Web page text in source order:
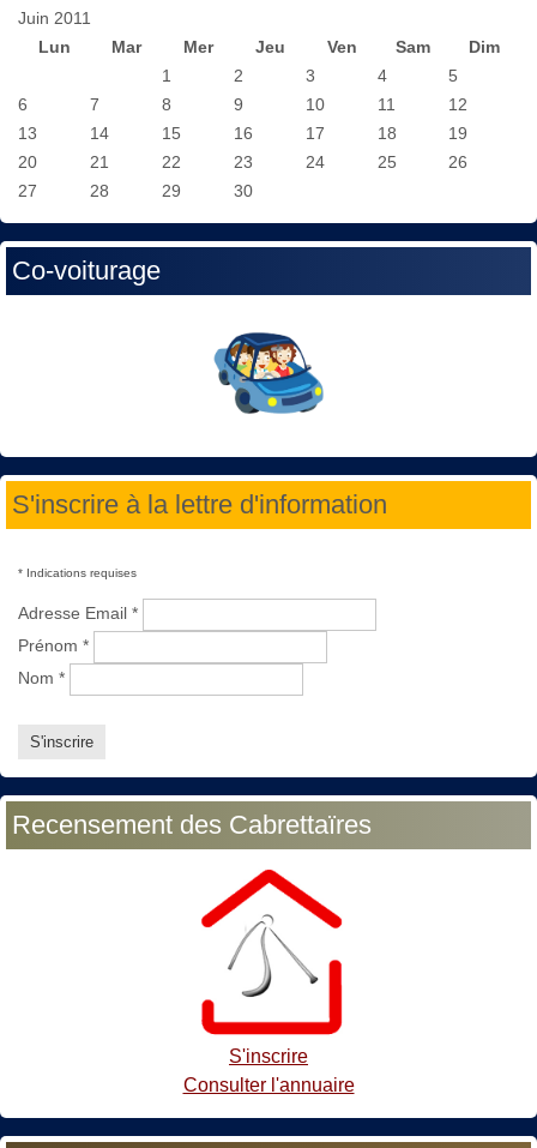
Juin 2011
Lun
Mar Mer Jeu Ven Sam
Dim
1
2 3 4
5
6
7 8 9 10 11
12
13
14 15 16 17 18
19
20
21 22 23 24 25
26
27
28 29 30
Co-voiturage
S'inscrire à la lettre d'information
* Indications requises
Adresse Email *
Prénom *
Nom *
Recensement des Cabrettaïres
S'inscrire
Consulter l'annuaire